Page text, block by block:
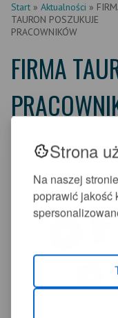
Strona
Na naszej
poprawić jakość
Start » Aktualności »
TAURON POSZUKUJE
PRACOWNIKÓW
FIRMA
Firma TAURON